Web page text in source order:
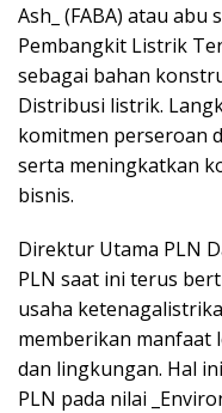
Ash_ (FABA) atau
Pembangkit Listrik
sebagai bahan
Distribusi listrik.
komitmen perseroan
serta meningkatkan
bisnis.
Direktur Utama PLN
PLN saat ini terus
usaha
memberikan manfaat
dan lingkungan. Hal
PLN pada nilai